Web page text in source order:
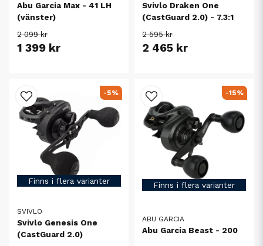
Abu Garcia Max - 41 LH
(vänster)
2 099 kr
1 399 kr
Svivlo Draken One
(CastGuard 2.0) - 7.3:1
2 595 kr
2 465 kr
Finns i flera varianter
SVIVLO
Svivlo Genesis One
(CastGuard 2.0)
-5%
Finns i flera varianter
ABU GARCIA
Abu Garcia Beast - 200
-15%